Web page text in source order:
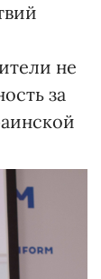
не
за